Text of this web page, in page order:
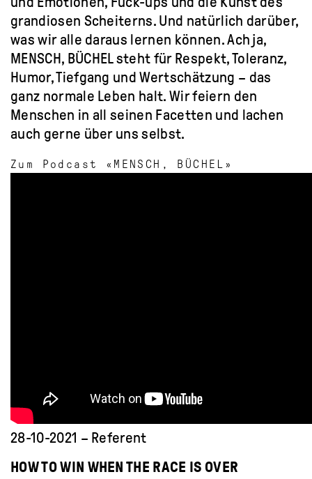
grandiosen Scheiterns. Und natürlich darüber,
was wir alle daraus lernen können. Ach ja,
MENSCH, BÜCHEL steht für Respekt, Toleranz,
Humor, Tiefgang und Wertschätzung – das
ganz normale Leben halt. Wir feiern den
Menschen in all seinen Facetten und lachen
auch gerne über uns selbst.
Zum Podcast «MENSCH, BÜCHEL»
28-10-2021 – Referent
HOW TO WIN WHEN THE RACE IS OVER